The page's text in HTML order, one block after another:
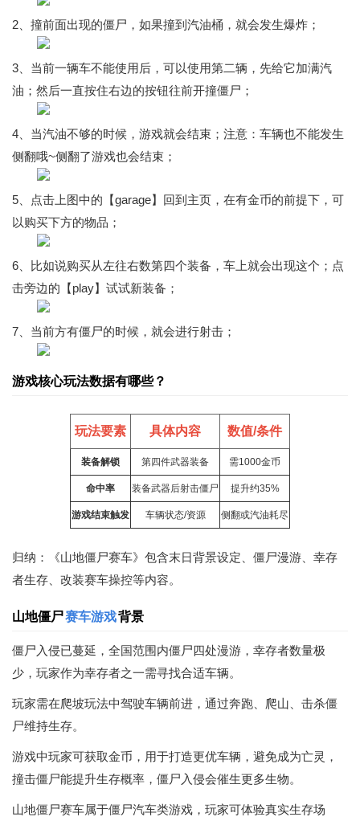
2、撞前面出现的僵尸，如果撞到汽油桶，就会发生爆炸；
3、当前一辆车不能使用后，可以使用第二辆，先给它加满汽
油；然后一直按住右边的按钮往前开撞僵尸；
4、当汽油不够的时候，游戏就会结束；注意：车辆也不能发生
侧翻哦~侧翻了游戏也会结束；
5、点击上图中的【garage】回到主页，在有金币的前提下，可
以购买下方的物品；
6、比如说购买从左往右数第四个装备，车上就会出现这个；点
击旁边的【play】试试新装备；
7、当前方有僵尸的时候，就会进行射击；
游戏核心玩法数据有哪些？
玩法要素 具体内容 数值/条件
装备解锁 第四件武器装备 需1000金币
命中率 装备武器后射击僵尸 提升约35%
游戏结束触发 车辆状态/资源 侧翻或汽油耗尽
归纳：《山地僵尸赛车》包含末日背景设定、僵尸漫游、幸存
者生存、改装赛车操控等内容。
山地僵尸赛车游戏背景
僵尸入侵已蔓延，全国范围内僵尸四处漫游，幸存者数量极
少，玩家作为幸存者之一需寻找合适车辆。
玩家需在爬坡玩法中驾驶车辆前进，通过奔跑、爬山、击杀僵
尸维持生存。
游戏中玩家可获取金币，用于打造更优车辆，避免成为亡灵，
撞击僵尸能提升生存概率，僵尸入侵会催生更多生物。
山地僵尸赛车属于僵尸汽车类游戏，玩家可体验真实生存场